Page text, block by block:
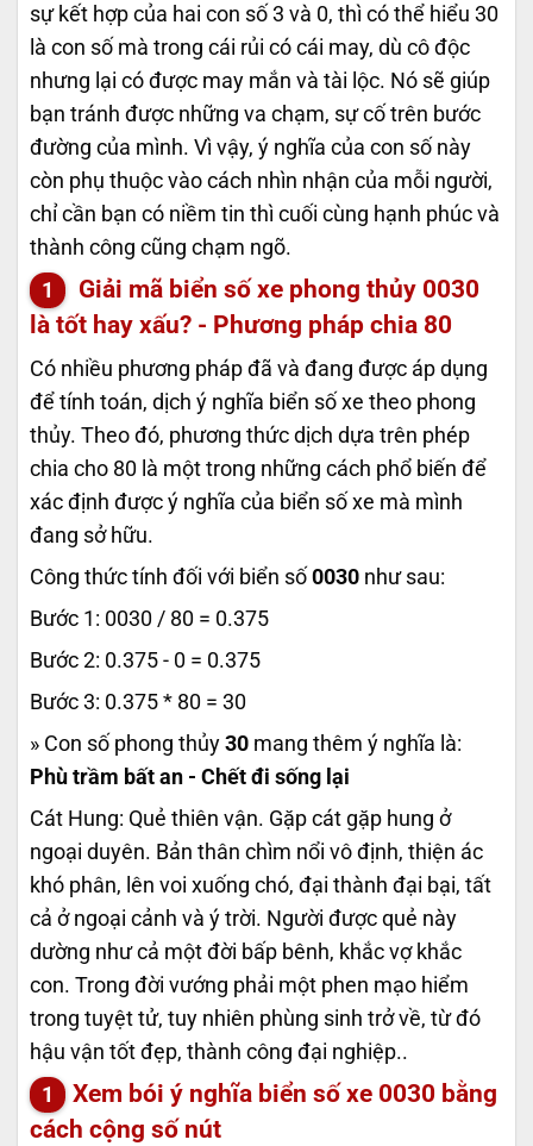
sự kết hợp của hai con số 3 và 0, thì có thể hiểu 30
là con số mà trong cái rủi có cái may, dù cô độc
nhưng lại có được may mắn và tài lộc. Nó sẽ giúp
bạn tránh được những va chạm, sự cố trên bước
đường của mình. Vì vậy, ý nghĩa của con số này
còn phụ thuộc vào cách nhìn nhận của mỗi người,
chỉ cần bạn có niềm tin thì cuối cùng hạnh phúc và
thành công cũng chạm ngõ.
Giải mã biển số xe phong thủy 0030
là tốt hay xấu? - Phương pháp chia 80
Có nhiều phương pháp đã và đang được áp dụng
để tính toán, dịch ý nghĩa biển số xe theo phong
thủy. Theo đó, phương thức dịch dựa trên phép
chia cho 80 là một trong những cách phổ biến để
xác định được ý nghĩa của biển số xe mà mình
đang sở hữu.
Công thức tính đối với biển số 0030 như sau:
Bước 1: 0030 / 80 = 0.375
Bước 2: 0.375 - 0 = 0.375
Bước 3: 0.375 * 80 = 30
» Con số phong thủy 30 mang thêm ý nghĩa là:
Phù trầm bất an - Chết đi sống lại
Cát Hung: Quẻ thiên vận. Gặp cát gặp hung ở
ngoại duyên. Bản thân chìm nổi vô định, thiện ác
khó phân, lên voi xuống chó, đại thành đại bại, tất
cả ở ngoại cảnh và ý trời. Người được quẻ này
dường như cả một đời bấp bênh, khắc vợ khắc
con. Trong đời vướng phải một phen mạo hiểm
trong tuyệt tử, tuy nhiên phùng sinh trở về, từ đó
hậu vận tốt đẹp, thành công đại nghiệp..
Xem bói ý nghĩa biển số xe 0030 bằng
cách cộng số nút